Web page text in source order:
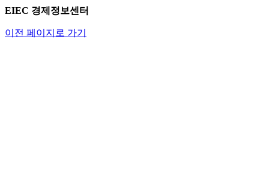
EIEC 경제정보센터
이전 페이지로 가기